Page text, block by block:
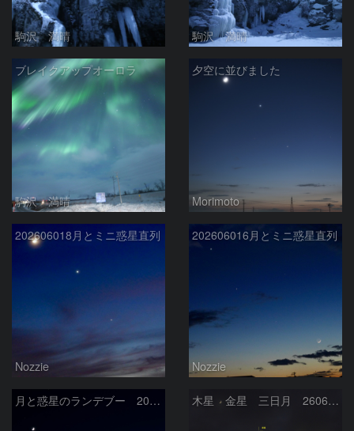
駒沢 満晴 駒沢 満晴
ブレイクアップオーロラ
駒沢 満晴
夕空に並びました
Morimoto
202606018月とミニ惑星直列
Nozzie
202606016月とミニ惑星直列
Nozzie
月と惑星のランデブー 2026/06/19 木星 金星 三日月 260618